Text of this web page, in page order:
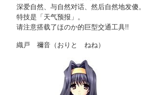
深爱自然、与自然对话、然后自然地发傻。
特技是「天气预报」。
请注意搭载了ほのか的巨型交通工具!!
織戸 禰音（おりと ねね）